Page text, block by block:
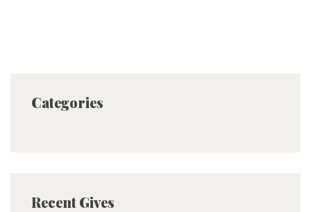
Categories
Recent Gives